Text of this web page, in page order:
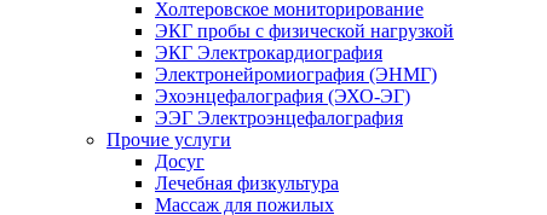
Холтеровское мониторирование
ЭКГ пробы с физической нагрузкой
ЭКГ Электрокардиография
Электронейромиография (ЭНМГ)
Эхоэнцефалография (ЭХО-ЭГ)
ЭЭГ Электроэнцефалография
Прочие услуги
Досуг
Лечебная физкультура
Массаж для пожилых